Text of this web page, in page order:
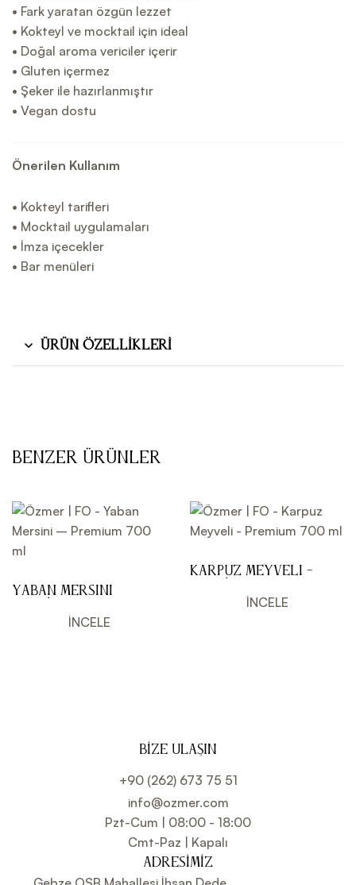
• Fark yaratan özgün lezzet
• Kokteyl ve mocktail için ideal
• Doğal aroma vericiler içerir
• Gluten içermez
• Şeker ile hazırlanmıştır
• Vegan dostu
Önerilen Kullanım
• Kokteyl tarifleri
• Mocktail uygulamaları
• İmza içecekler
• Bar menüleri
Ürün Özellikleri
Benzer Ürünler
Yaban Mersini –
İNCELE
Karpuz Meyveli -
İNCELE
BIZE ULAŞIN
+90 (262) 673 75 51
info@ozmer.com
Pzt-Cum | 08:00 - 18:00
Cmt-Paz | Kapalı
ADRESIMIZ